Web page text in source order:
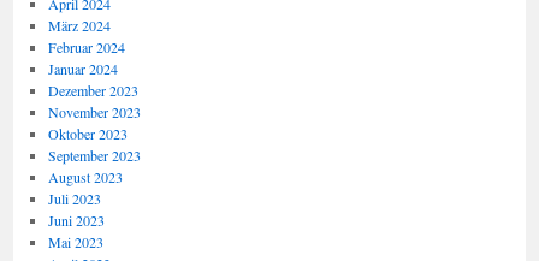
April 2024
März 2024
Februar 2024
Januar 2024
Dezember 2023
November 2023
Oktober 2023
September 2023
August 2023
Juli 2023
Juni 2023
Mai 2023